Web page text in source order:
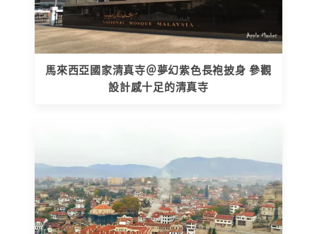
馬來西亞國家清真寺＠夢幻紫色長袍披身 參觀
設計感十足的清真寺